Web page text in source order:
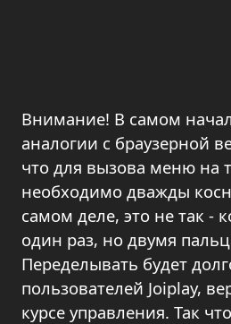
Внимание! В самом
аналогии с браузерной
что для вызова меню на
необходимо дважды
самом деле, это не так -
один раз, но двумя
Переделывать будет
пользователей Joiplay,
курсе управления. Так